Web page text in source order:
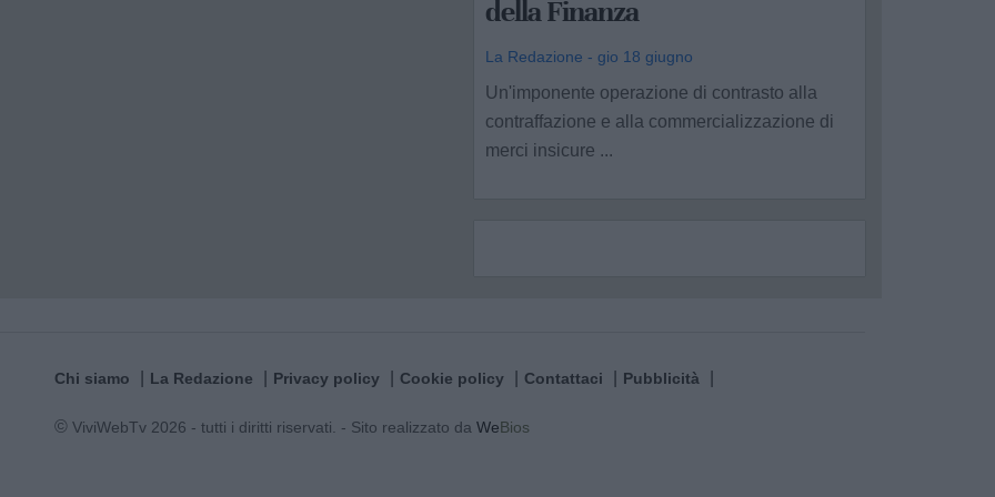
della Finanza
La Redazione - gio 18 giugno
Un'imponente operazione di contrasto alla
contraffazione e alla commercializzazione di
merci insicure ...
Chi siamo La Redazione Privacy policy Cookie policy Contattaci Pubblicità
© ViviWebTv 2026 - tutti i diritti riservati. - Sito realizzato da WeBios